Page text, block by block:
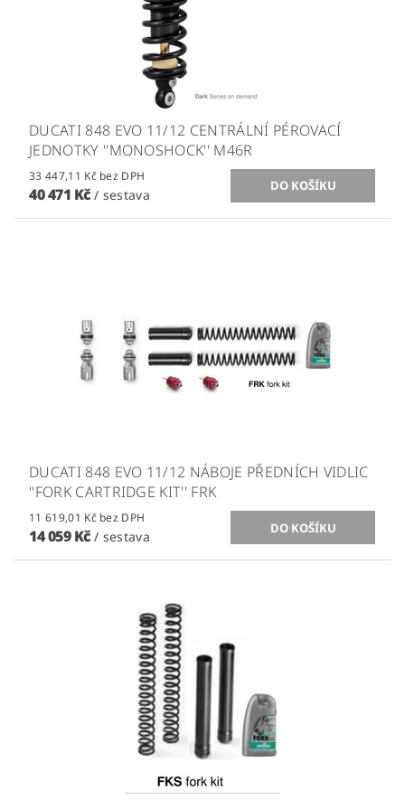
DUCATI 848 EVO 11/12 CENTRÁLNÍ PÉROVACÍ
JEDNOTKY ''MONOSHOCK'' M46R
33 447,11 Kč bez DPH
40 471 Kč/ sestava
DUCATI 848 EVO 11/12 NÁBOJE PŘEDNÍCH VIDLIC
''FORK CARTRIDGE KIT'' FRK
11 619,01 Kč bez DPH
14 059 Kč/ sestava